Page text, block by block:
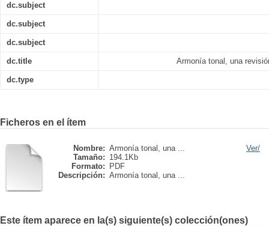
dc.subject
dc.subject
dc.subject
dc.title Armonía tonal, una
dc.type
Ficheros en el ítem
Nombre: Armonía tonal, una ...
Tamaño: 194.1Kb
Formato:
PDF
Descripción: Armonía tonal, una ...
Ver/
Este ítem aparece en la(s) siguiente(s) colección(ones)